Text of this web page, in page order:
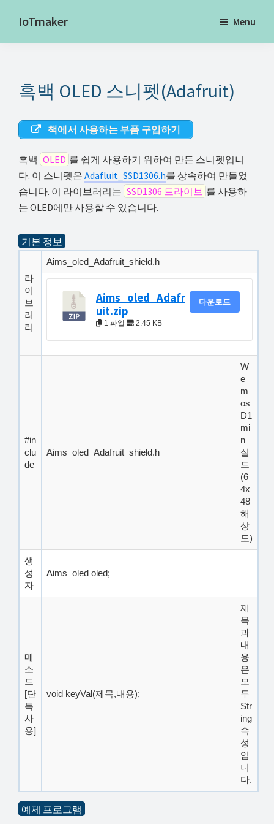
main
IoTmaker
터
에
대
한
모
든
것
여
기
해
결
하
요!
Menu
흑백 OLED 스니펫(Adafruit)
책에서 사용하는 부품 구입하기
흑백 OLED 를 쉽게 사용하기 위하여 만든 스니펫입니
다. 이 스니펫은 Adafluit_SSD1306.h를 상속하여 만들었
습니다. 이 라이브러리는 SSD1306 드라이브 를 사용하
는 OLED에만 사용할 수 있습니다.
기본 정보
라
이
브
러
리
Aims_oled_Adafruit_shield.h
Aims_oled_Adafr
uit.zip
1 파일 2.45 KB
다운로드
#in
clu
de
Aims_oled_Adafruit_shield.h
W
e
m
os
D1
mi
n
실
드
(6
4x
48
해
상
도)
생
성
자
Aims_oled oled;
메
소
드
[단
독
사
용]
void keyVal(제목,내용);
제
목
과
내
용
은
모
두
Str
ing
속
성
입
니
다.
예제 프로그램